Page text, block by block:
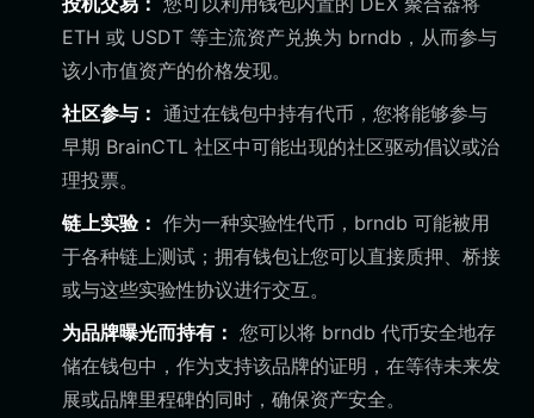
ETH 或 USDT 等主流资产兑换为 brndb，从而参与
该小市值资产的价格发现。
社区参与： 通过在钱包中持有代币，您将能够参与
早期 BrainCTL 社区中可能出现的社区驱动倡议或治
理投票。
链上实验： 作为一种实验性代币，brndb 可能被用
于各种链上测试；拥有钱包让您可以直接质押、桥接
或与这些实验性协议进行交互。
为品牌曝光而持有： 您可以将 brndb 代币安全地存
储在钱包中，作为支持该品牌的证明，在等待未来发
展或品牌里程碑的同时，确保资产安全。